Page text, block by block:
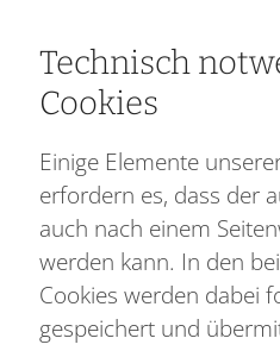
Technisch
Cookies
Einige Elemente
erfordern es, dass der
auch nach einem
werden kann. In den
Cookies werden dabei
gespeichert und